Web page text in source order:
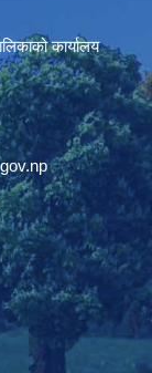
कार्यालय